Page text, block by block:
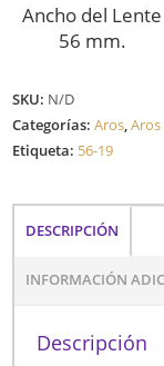
Ancho del Lente
56 mm.
SKU: N/D
Categorías:Aros,
Etiqueta: 56-19
DESCRIPCIÓN
INFORMACIÓN
Descripción